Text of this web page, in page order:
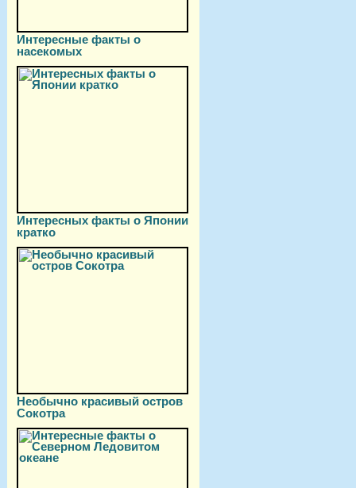
Интересные факты о
насекомых
Интересных факты о Японии
кратко
Необычно красивый остров
Сокотра